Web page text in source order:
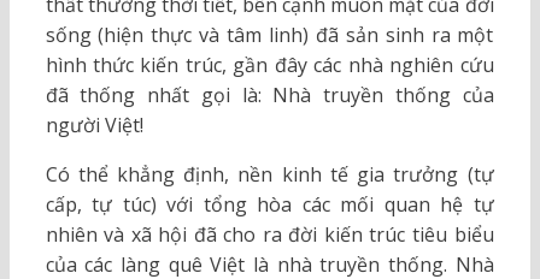
sống (hiện thực và tâm linh) đã sản sinh ra một
hình thức kiến trúc, gần đây các nhà nghiên cứu
đã thống nhất gọi là: Nhà truyền thống của
người Việt!
Có thể khẳng định, nền kinh tế gia trưởng (tự
cấp, tự túc) với tổng hòa các mối quan hệ tự
nhiên và xã hội đã cho ra đời kiến trúc tiêu biểu
của các làng quê Việt là nhà truyền thống. Nhà